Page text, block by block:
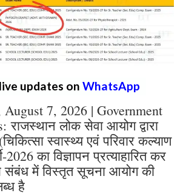
updates on WhatsApp
7, 2026 | Government
राजस्थान लोक सेवा आयोग द्वारा
स्वास्थ्य एवं परिवार कल्याण
2026 का विज्ञापन प्रत्याहारित कर
संबंध में विस्तृत सूचना आयोग की
है